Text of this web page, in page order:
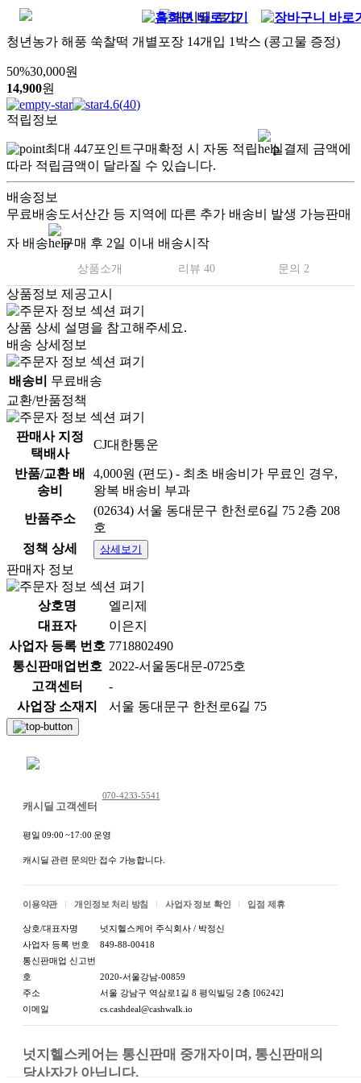
청년농가 해풍 쑥찰떡 개별포장 14개입 1박스 (콩고물 증정)
50%30,000원
14,900원
4.6(40)
적립정보
최대 447포인트구매확정 시 자동 적립
실결제 금액에
따라 적립금액이 달라질 수 있습니다.
배송정보
무료배송도서산간 등 지역에 따른 추가 배송비 발생 가능판매
자 배송 구매 후 2일 이내 배송시작
상품소개 리뷰 40 문의 2
상품정보 제공고시
상품 상세 설명을 참고해주세요.
배송 상세정보
배송비
무료배송
교환/반품정책
판매사 지정
택배사
CJ대한통운
반품/교환 배
송비
4,000원 (편도) - 최초 배송비가 무료인 경우,
왕복 배송비 부과
반품주소
(02634) 서울 동대문구 한천로6길 75 2층 208
호
정책 상세
상세보기
판매자 정보
상호명
엘리제
대표자
이은지
사업자 등록 번호 7718802490
통신판매업번호 2022-서울동대문-0725호
고객센터
-
사업장 소재지
서울 동대문구 한천로6길 75
캐시딜 고객센터
070-4233-5541
평일 09:00 ~17:00 운영
캐시딜 관련 문의만 접수 가능합니다.
이용약관 개인정보 처리 방침 사업자 정보 확인 입점 제휴
상호/대표자명
넛지헬스케어 주식회사 / 박정신
사업자 등록 번호
849-88-00418
통신판매업 신고번
호
2020-서울강남-00859
주소
서울 강남구 역삼로1길 8 평익빌딩 2층 [06242]
이메일
cs.cashdeal@cashwalk.io
넛지헬스케어는 통신판매 중개자이며, 통신판매의
당사자가 아닙니다.